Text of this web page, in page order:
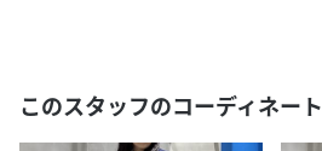
このスタッフのコーディネート